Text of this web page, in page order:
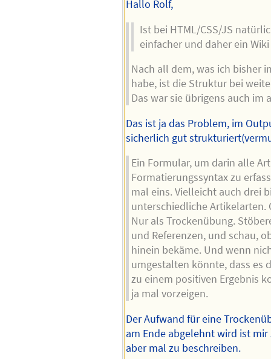
Hallo Rolf,
Ist bei HTML/CSS/JS
einfacher und daher ein
Nach all dem, was ich bisher
habe, ist die Struktur bei
Das war sie übrigens auch
Das ist ja das Problem, im
sicherlich gut
Ein Formular, um darin alle
Formatierungssyntax zu
mal eins. Vielleicht auch drei
unterschiedliche Artikelarten.
Nur als Trockenübung.
und Referenzen, und schau,
hinein bekäme. Und wenn
umgestalten könnte, dass es
zu einem positiven Ergebnis
ja mal vorzeigen.
Der Aufwand für eine
am Ende abgelehnt wird ist mir
aber mal zu beschreiben.